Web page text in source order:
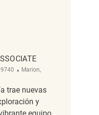
Ubicación
Marion,
trae nuevas
y